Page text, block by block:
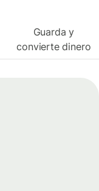
Guarda y
convierte dinero